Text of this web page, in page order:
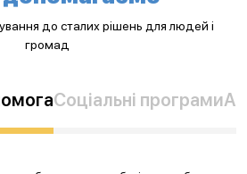
до сталих рішень для людей і
громад
Соціальні програми